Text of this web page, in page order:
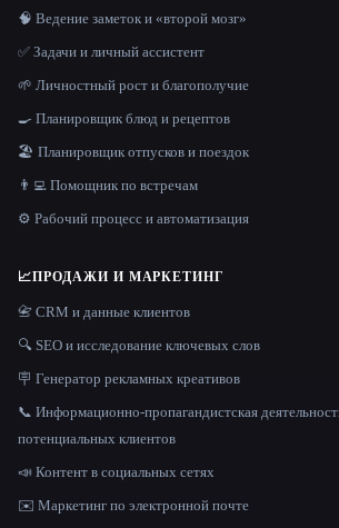
🧠 Ведение заметок и «второй мозг»
✅ Задачи и личный ассистент
🌱 Личностный рост и благополучие
🍳 Планировщик блюд и рецептов
🏖 Планировщик отпусков и поездок
👨‍💻 Помощник по встречам
⚙️ Рабочий процесс и автоматизация
📈ПРОДАЖИ И МАРКЕТИНГ
📇 CRM и данные клиентов
🔍 SEO и исследование ключевых слов
🪧 Генератор рекламных креативов
📞 Информационно-пропагандистская
потенциальных клиентов
📣 Контент в социальных сетях
✉️ Маркетинг по электронной почте